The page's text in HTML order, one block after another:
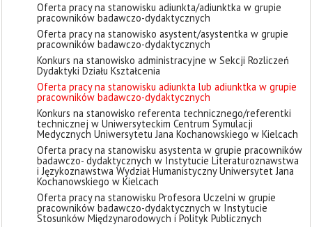
Oferta pracy na stanowisku adiunkta/adiunktka w grupie
pracowników badawczo-dydaktycznych
Oferta pracy na stanowisko asystent/asystentka w grupie
pracowników badawczo-dydaktycznych
Konkurs na stanowisko administracyjne w Sekcji Rozliczeń
Dydaktyki Działu Kształcenia
Oferta pracy na stanowisku adiunkta lub adiunktka w grupie
pracowników badawczo-dydaktycznych
Konkurs na stanowisko referenta technicznego/referentki
technicznej w Uniwersyteckim Centrum Symulacji
Medycznych Uniwersytetu Jana Kochanowskiego w Kielcach
Oferta pracy na stanowisku asystenta w grupie pracowników
badawczo- dydaktycznych w Instytucie Literaturoznawstwa
i Językoznawstwa Wydział Humanistyczny Uniwersytet Jana
Kochanowskiego w Kielcach
Oferta pracy na stanowisku Profesora Uczelni w grupie
pracowników badawczo-dydaktycznych w Instytucie
Stosunków Międzynarodowych i Polityk Publicznych